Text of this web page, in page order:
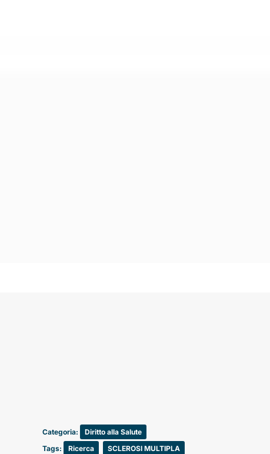
Categoria:
Diritto alla Salute
Tags:
Ricerca SCLEROSI MULTIPLA